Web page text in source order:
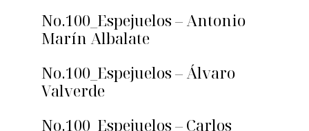
No.100_Espejuelos – Antonio
Marín Albalate
No.100_Espejuelos – Álvaro
Valverde
No.100_Espejuelos – Carlos